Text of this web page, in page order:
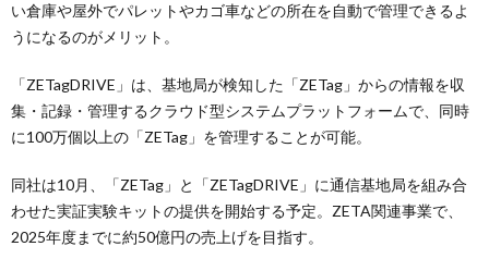
い倉庫や屋外でパレットやカゴ車などの所在を自動で管理できるよ
うになるのがメリット。
「ZETagDRIVE」は、基地局が検知した「ZETag」からの情報を収
集・記録・管理するクラウド型システムプラットフォームで、同時
に100万個以上の「ZETag」を管理することが可能。
同社は10月、「ZETag」と「ZETagDRIVE」に通信基地局を組み合
わせた実証実験キットの提供を開始する予定。ZETA関連事業で、
2025年度までに約50億円の売上げを目指す。